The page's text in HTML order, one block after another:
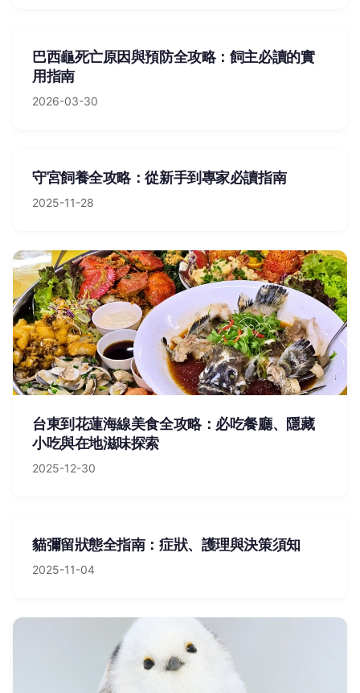
巴西龜死亡原因與預防全攻略：飼主必讀的實
用指南
2026-03-30
守宮飼養全攻略：從新手到專家必讀指南
2025-11-28
台東到花蓮海線美食全攻略：必吃餐廳、隱藏
小吃與在地滋味探索
2025-12-30
貓彌留狀態全指南：症狀、護理與決策須知
2025-11-04